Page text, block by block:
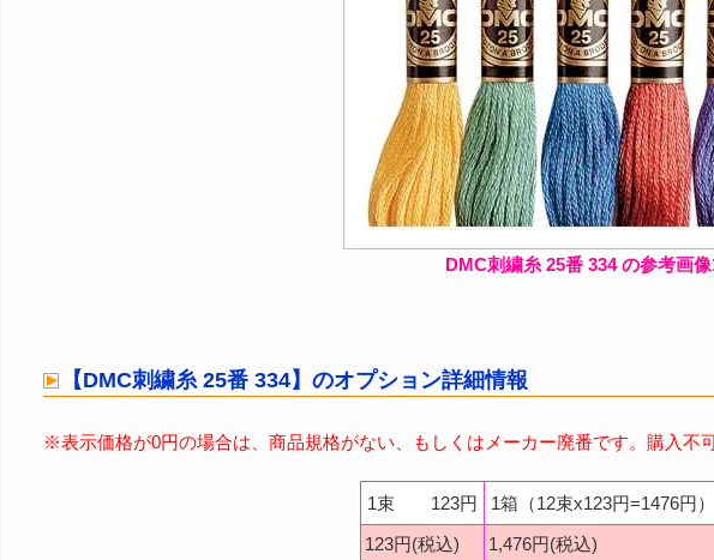
DMC刺繍糸 25番 334 の参考画